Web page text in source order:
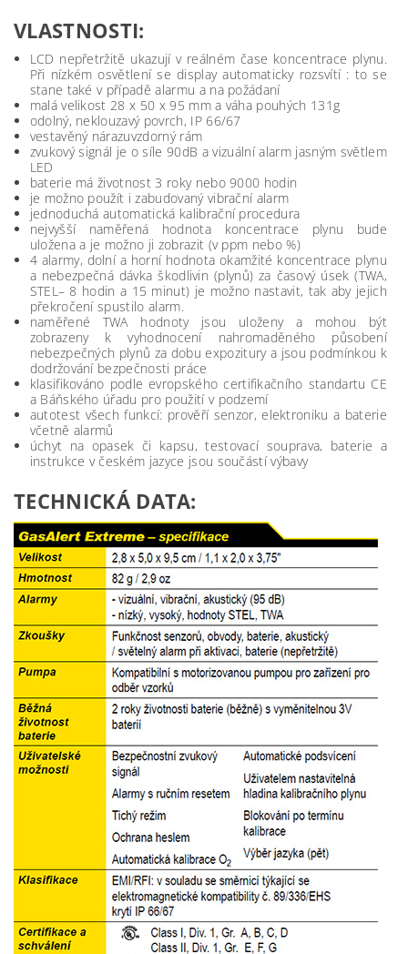
VLASTNOSTI:
LCD nepřetržitě ukazují v reálném čase koncentrace plynu.
Při nízkém osvětlení se display automaticky rozsvítí : to se
stane také v případě alarmu a na požádaní
malá velikost 28 x 50 x 95 mm a váha pouhých 131g
odolný, neklouzavý povrch, IP 66/67
vestavěný nárazuvzdorný rám
zvukový signál je o síle 90dB a vizuální alarm jasným světlem
LED
baterie má životnost 3 roky nebo 9000 hodin
je možno použít i zabudovaný vibrační alarm
jednoduchá automatická kalibrační procedura
nejvyšší naměřená hodnota koncentrace plynu bude
uložena a je možno ji zobrazit (v ppm nebo %)
4 alarmy, dolní a horní hodnota okamžité koncentrace plynu
a nebezpečná dávka škodlivin (plynů) za časový úsek (TWA,
STEL– 8 hodin a 15 minut) je možno nastavit, tak aby jejich
překročení spustilo alarm.
naměřené TWA hodnoty jsou uloženy a mohou být
zobrazeny k vyhodnocení nahromaděného působení
nebezpečných plynů za dobu expozitury a jsou podmínkou k
dodržování bezpečnosti práce
klasifikováno podle evropského certifikačního standartu CE
a Báňského úřadu pro použití v podzemí
autotest všech funkcí: prověří senzor, elektroniku a baterie
včetně alarmů
úchyt na opasek či kapsu, testovací souprava, baterie a
instrukce v českém jazyce jsou součástí výbavy
TECHNICKÁ DATA: